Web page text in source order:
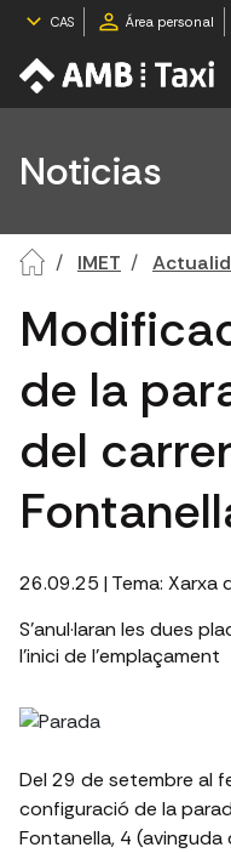
CAS Área personal
Noticias
IMET
de la
del
26.09.25 | Tema: Xarxa
S’anul·laran les dues
l’inici de l’emplaçament
Del 29 de setembre al
configuració de la
Fontanella, 4 (avinguda